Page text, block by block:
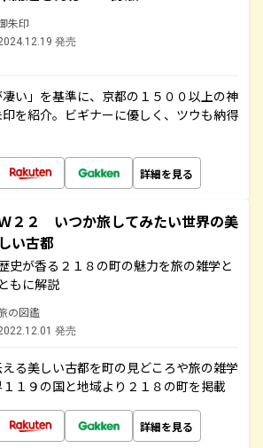
朱印
発売
凄い」を基準に、京都の１５００以上の神
を紹介。ビギナーに優しく、ツウも納得
詳細を見る
２２ いつか旅してみたい世界の美
しい古都
史が香る２１８の町の魅力を旅の雑学と
ともに解説
の図鑑
発売
る美しい古都を町の見どころや旅の雑学
１９の国と地域より２１８の町を掲載
詳細を見る